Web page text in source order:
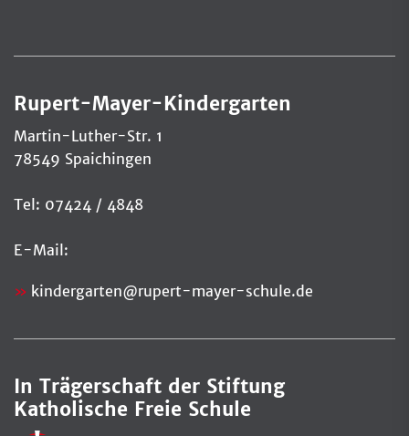
Rupert-Mayer-Kindergarten
Martin-Luther-Str. 1
78549 Spaichingen
Tel: 07424 / 4848
E-Mail:
kindergarten@rupert-mayer-schule.de
In Trägerschaft der Stiftung
Katholische Freie Schule